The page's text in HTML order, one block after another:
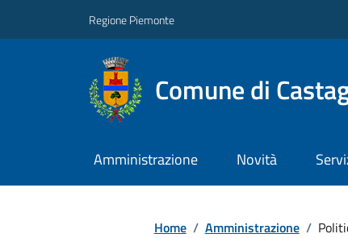
Regione Piemonte
Comune di
Amministrazione Novità
Home / Amministrazione /